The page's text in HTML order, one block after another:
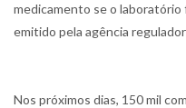
medicamento se o
emitido pela agência
Nos próximos dias, 150 mil